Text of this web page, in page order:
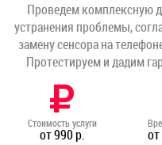
Проведем комплексную
устранения проблемы,
замену сенсора на
Протестируем и дадим
Стоимость услуги
от 990 р.